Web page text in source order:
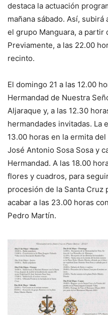
destaca la actuación
mañana sábado. Así,
el grupo Manguara, a partir
Previamente, a las 22.00
recinto.
El domingo 21 a las 12.00
Hermandad de Nuestra
Aljaraque y, a las 12.30
hermandades invitadas. La
13.00 horas en la ermita
José Antonio Sosa Sosa y
Hermandad. A las 18.00
flores y cuadros, para
procesión de la Santa Cruz
acabar a las 23.00 horas
Pedro Martín.